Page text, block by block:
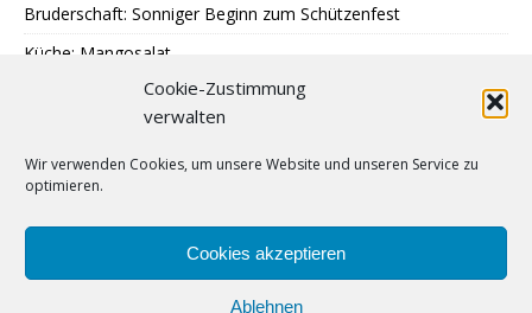
Cookie-Zustimmung
verwalten
Wir verwenden Cookies, um unsere Website und unseren Service zu
optimieren.
Cookies akzeptieren
Ablehnen
Bruderschaft: Sonniger Beginn zum Schützenfest
Küche: Mangosalat
Tag der offenen Tür: WFB Werkstätten
Essen: Neue Licht- und Farbgestaltung
Fortuna: Zusammenarbeit mit adidas und 11teamsports
Tell-Kompanie: Vorbereitungen für Schützenfest